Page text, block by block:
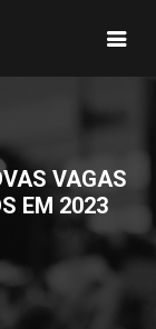
VAGAS
EM 2023